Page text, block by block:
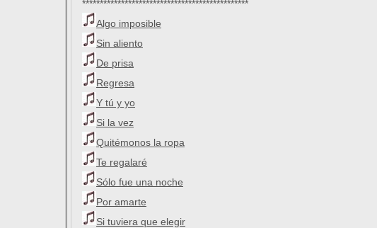
***********************************************
Algo imposible
Sin aliento
De prisa
Regresa
Y tú y yo
Si la vez
Quitémonos la ropa
Te regalaré
Sólo fue una noche
Por amarte
Si tuviera que elegir